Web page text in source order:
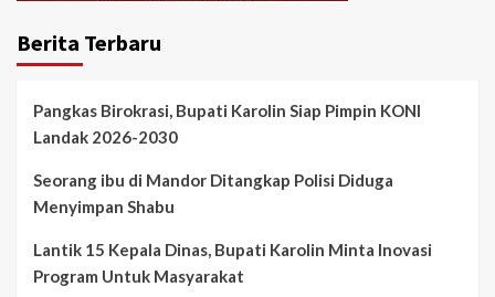
Berita Terbaru
Pangkas Birokrasi, Bupati Karolin Siap Pimpin KONI
Landak 2026-2030
Seorang ibu di Mandor Ditangkap Polisi Diduga
Menyimpan Shabu
Lantik 15 Kepala Dinas, Bupati Karolin Minta Inovasi
Program Untuk Masyarakat